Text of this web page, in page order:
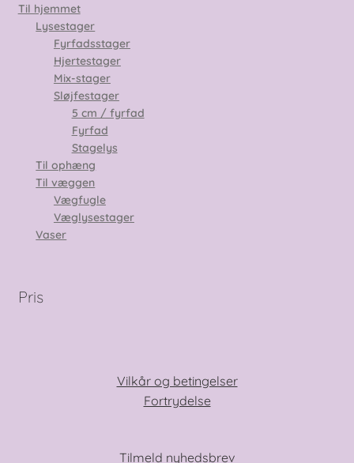
Til hjemmet
Lysestager
Fyrfadsstager
Hjertestager
Mix-stager
Sløjfestager
5 cm / fyrfad
Fyrfad
Stagelys
Til ophæng
Til væggen
Vægfugle
Væglysestager
Vaser
Pris
Vilkår og betingelser
Fortrydelse
Tilmeld nyhedsbrev